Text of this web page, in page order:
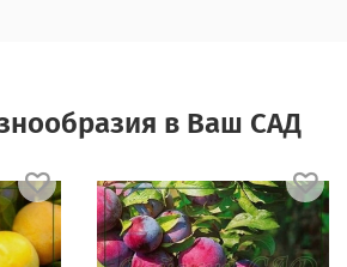
в Ваш САД